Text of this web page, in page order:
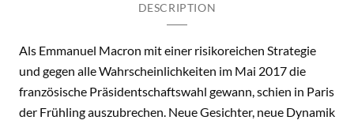
DESCRIPTION
Als Emmanuel Macron mit einer risikoreichen Strategie
und gegen alle Wahrscheinlichkeiten im Mai 2017 die
französische Präsidentschaftswahl gewann, schien in Paris
der Frühling auszubrechen. Neue Gesichter, neue Dynamik